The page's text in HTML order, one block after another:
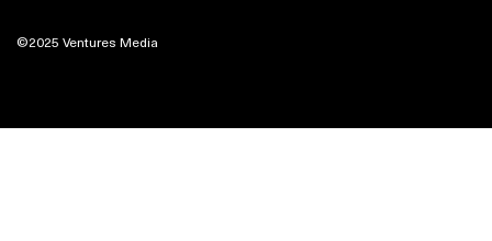
©2025 Ventures Media